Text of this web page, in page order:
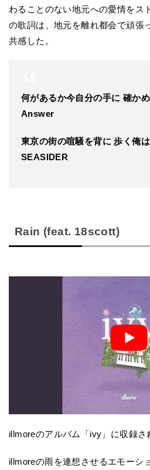
わることのない地元への愛情をス
の歌詞は、地元を離れ都会で頑張
共感した。
何があるか今自分の手に 確か
Answer
東京の街の喧騒を背に 歩く俺
SEASIDER
Rain (feat. 18scott)
illmoreのアルバム「ivy」に収録さ
illmoreの雨を連想させるエモーシ